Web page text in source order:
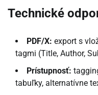
Technické
PDF/X: export s
tagmi (Title, Author,
Prístupnosť:
tabuľky, alternatívne